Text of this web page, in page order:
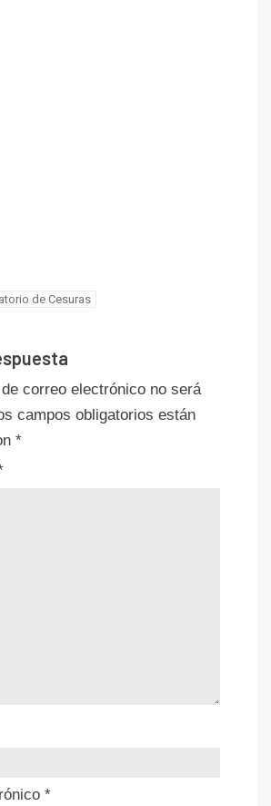
de Cesuras
correo electrónico no será
campos obligatorios están
*
*